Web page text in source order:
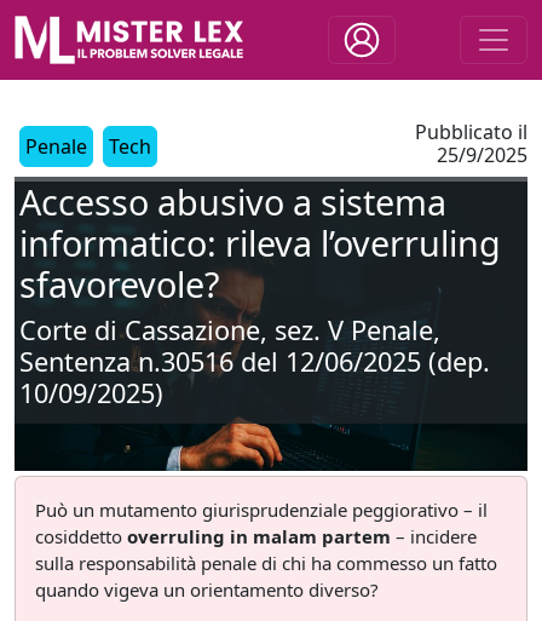
Penale Tech
Pubblicato il
25/9/2025
Accesso abusivo a sistema
informatico: rileva l’overruling
sfavorevole?
Corte di Cassazione, sez. V Penale,
Sentenza n.30516 del 12/06/2025 (dep.
10/09/2025)
Può un mutamento giurisprudenziale peggiorativo – il
cosiddetto overruling in malam partem – incidere
sulla responsabilità penale di chi ha commesso un fatto
quando vigeva un orientamento diverso?